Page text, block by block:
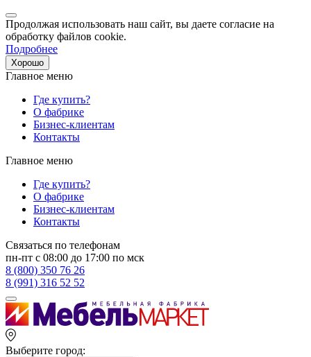
Продолжая использовать наш сайт, вы даете согласие на
обработку файлов cookie.
Подробнее
Хорошо
Главное меню
Где купить?
О фабрике
Бизнес-клиентам
Контакты
Главное меню
Где купить?
О фабрике
Бизнес-клиентам
Контакты
Связаться по телефонам
пн-пт с 08:00 до 17:00 по мск
8 (800) 350 76 26
8 (991) 316 52 52
Выберите город: